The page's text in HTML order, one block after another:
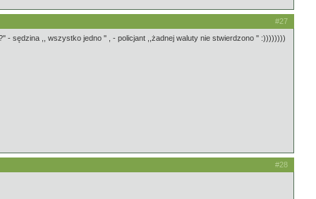
#27
sędzina ,, wszystko jedno '' , - policjant ,,żadnej waluty nie stwierdzono '' :))))))))
#28